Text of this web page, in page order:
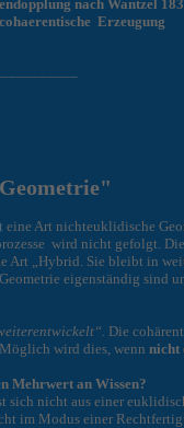
nach Wantzel
Erzeugung
eine Art nichteuklidische
wird nicht gefolgt.
Art „Hybrid. Sie bleibt in
eigenständig sind
Die
wird dies, wenn nicht
Mehrwert an Wissen?
sich nicht aus einer
im Modus einer